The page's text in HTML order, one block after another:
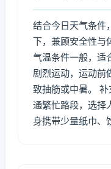
结合今日天气条件
下，兼顾安全性与
气温条件一般，适
剧烈运动，运动前
致抽筋或中暑。
通繁忙路段，选择
身携带少量纸巾、